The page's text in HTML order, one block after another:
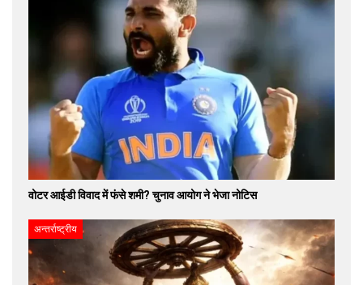
वोटर आईडी विवाद में फंसे शमी? चुनाव आयोग ने भेजा नोटिस
अन्तर्राष्ट्रीय